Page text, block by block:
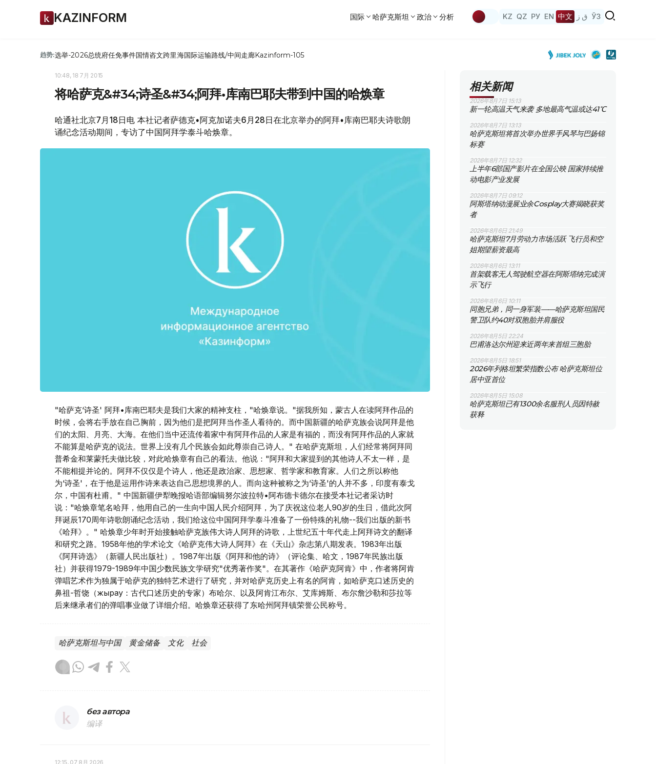
KAZINFORM 国际 哈萨克斯坦 政治 分析 KZ QZ РУ EN 中文 ق ز ЎЗ
趋势:选举-2026总统府任免事件国情咨文跨里海国际运输路线/中间走廊Kazinform-105
10:48, 18 7月 2015
将哈萨克&#34;诗圣&#34;阿拜•库南巴耶夫带到中国的哈焕章
哈通社北京7月18日电 本社记者萨德克•阿克加诺夫6月28日在北京举办的阿拜•库南巴耶夫诗歌朗
诵纪念活动期间，专访了中国阿拜学泰斗哈焕章。
"哈萨克‘诗圣' 阿拜•库南巴耶夫是我们大家的精神支柱，"哈焕章说。"据我所知，蒙古人在读阿拜作品的
时候，会将右手放在自己胸前，因为他们是把阿拜当作圣人看待的。而中国新疆的哈萨克族会说阿拜是他
们的太阳、月亮、大海。在他们当中还流传着家中有阿拜作品的人家是有福的，而没有阿拜作品的人家就
不能算是哈萨克的说法。世界上没有几个民族会如此尊崇自己诗人。" 在哈萨克斯坦，人们经常将阿拜同
普希金和莱蒙托夫做比较，对此哈焕章有自己的看法。他说："阿拜和大家提到的其他诗人不太一样，是
不能相提并论的。阿拜不仅仅是个诗人，他还是政治家、思想家、哲学家和教育家。人们之所以称他
为‘诗圣'，在于他是运用作诗来表达自己思想境界的人。而向这种被称之为‘诗圣'的人并不多，印度有泰戈
尔，中国有杜甫。" 中国新疆伊犁晚报哈语部编辑努尔波拉特•阿布德卡德尔在接受本社记者采访时
说："哈焕章笔名哈拜，他用自己的一生向中国人民介绍阿拜，为了庆祝这位老人90岁的生日，借此次阿
拜诞辰170周年诗歌朗诵纪念活动，我们给这位中国阿拜学泰斗准备了一份特殊的礼物--我们出版的新书
《哈拜》。" 哈焕章少年时开始接触哈萨克族伟大诗人阿拜的诗歌，上世纪五十年代走上阿拜诗文的翻译
和研究之路。1958年他的学术论文《哈萨克伟大诗人阿拜》在《天山》杂志第八期发表。1983年出版
《阿拜诗选》（新疆人民出版社）。1987年出版《阿拜和他的诗》（评论集、哈文，1987年民族出版
社）并获得1979-1989年中国少数民族文学研究"优秀著作奖"。在其著作《哈萨克阿肯》中，作者将阿肯
弹唱艺术作为独属于哈萨克的独特艺术进行了研究，并对哈萨克历史上有名的阿肯，如哈萨克口述历史的
鼻祖-哲饶（жырау：古代口述历史的专家）布哈尔、以及阿肯江布尔、艾库姆斯、布尔詹沙勒和莎拉等
后来继承者们的弹唱事业做了详细介绍。哈焕章还获得了东哈州阿拜镇荣誉公民称号。
哈萨克斯坦与中国 黄金储备 文化 社会
без автора
编译
12:15, 07 8月 2026
相关新闻
2026年8月7日 15:13
新一轮高温天气来袭 多地最高气温或达41℃
2026年8月7日 13:13
哈萨克斯坦将首次举办世界手风琴与巴扬锦
标赛
2026年8月7日 12:32
上半年6部国产影片在全国公映 国家持续推
动电影产业发展
2026年8月7日 09:12
阿斯塔纳动漫展业余Cosplay大赛揭晓获奖
者
2026年8月6日 21:49
哈萨克斯坦7月劳动力市场活跃 飞行员和空
姐期望薪资最高
2026年8月6日 13:11
首架载客无人驾驶航空器在阿斯塔纳完成演
示飞行
2026年8月6日 10:11
同胞兄弟，同一身军装——哈萨克斯坦国民
警卫队约40对双胞胎并肩服役
2026年8月5日 22:24
巴甫洛达尔州迎来近两年来首组三胞胎
2026年8月5日 18:51
2026年列格坦繁荣指数公布 哈萨克斯坦位
居中亚首位
2026年8月5日 15:08
哈萨克斯坦已有1300余名服刑人员因特赦
获释